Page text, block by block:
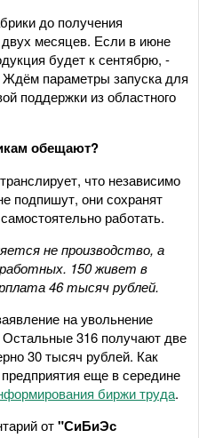
до получения
месяцев. Если в июне
будет к сентябрю, -
Ждём параметры запуска для
поддержки из областного
обещают?
что независимо
подпишут, они сохранят
работать.
не производство, а
150 живет в
46 тысяч рублей.
на увольнение
Остальные 316 получают две
30 тысяч рублей. Как
еще в середине
биржи труда.
от"СиБиЭс